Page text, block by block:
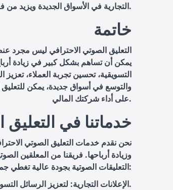
التجارية في الأسواق الجديدة ويزيد من فعالية الحملات التسويقية.
خاتمة
التعليق الصوتي الاحترافي ليس مجرد
يمكن أن تساهم بشكل كبير في زيادة
التسويقية، تحسين تجربة العملاء، تعزيز
والتوسع في أسواق جديدة، يمكن للتعليق
على أداء شركتك المالي.
خدماتنا في
نحن نقدم خدمات التعليق الصوتي
وزيادة أرباحها. فريقنا من المعلقين
التعليقات الصوتية بجودة عالية تغطي جميع أنواع المشاريع التجارية، بما في ذلك:
الإعلانات التجارية: لتعزيز الرسائل التسويقية وزيادة التفاعل مع العملاء.